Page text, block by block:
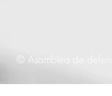
© Asamblea de